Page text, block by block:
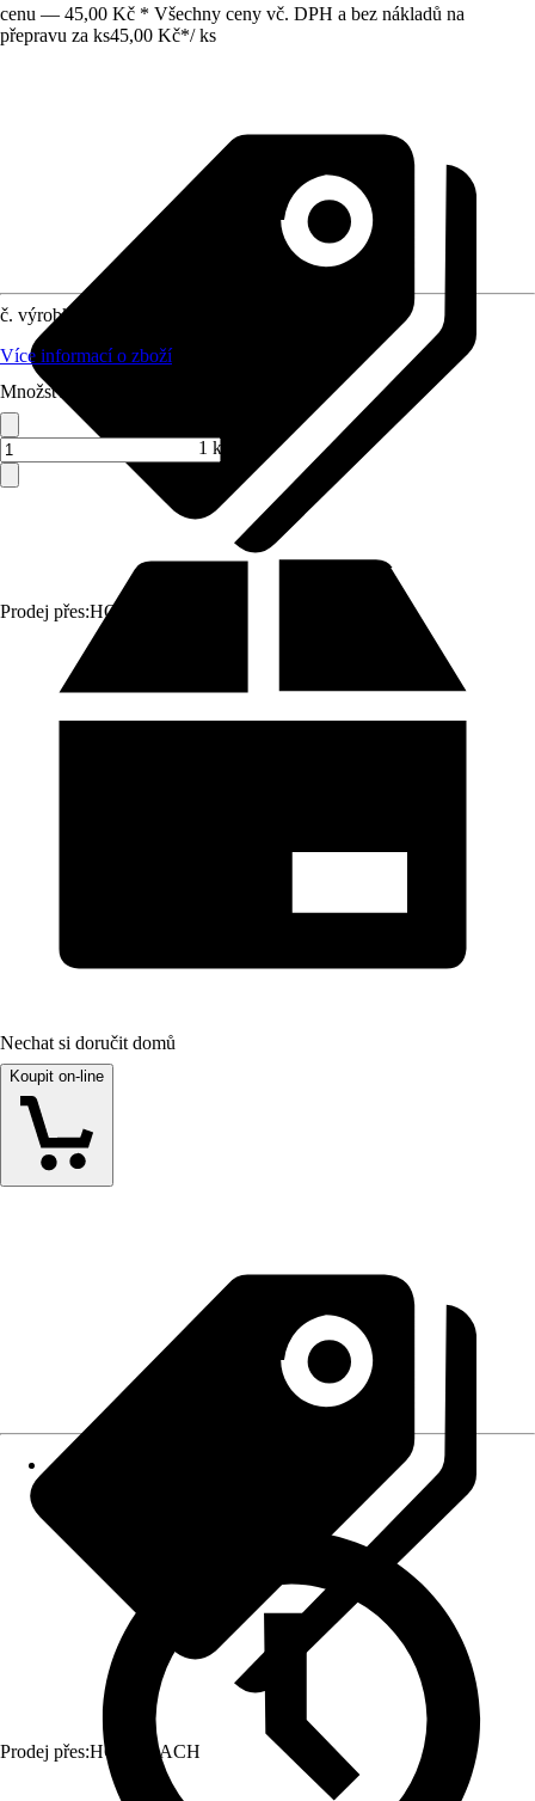
cenu — 45,00 Kč * Všechny ceny vč. DPH a bez nákladů na
přepravu za ks45,00 Kč*/ ks
Prodej přes:HORNBACH
č. výrobku
Více informací o zboží
Množství (ks)
1 ks
Nechat si doručit domů
Koupit on-line
Prodej přes:HORNBACH